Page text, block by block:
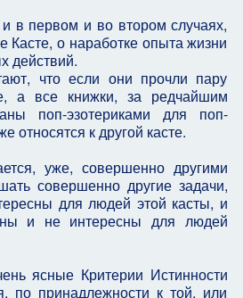
в первом и во втором случаях,
Касте, о наработке опыта жизни
действий.
что если они прочли пару
а все книжки, за редчайшим
поп-эзотериками для поп-
относятся к другой касте.
уже, совершенно другими
совершенно другие задачи,
для людей этой касты, и
и не интересны для людей
ясные Критерии Истинности
по принадлежности к той, или